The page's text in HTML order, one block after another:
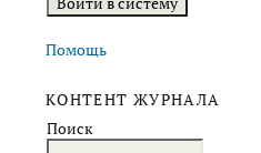
Помощь
КОНТЕНТ ЖУРНАЛА
Поиск